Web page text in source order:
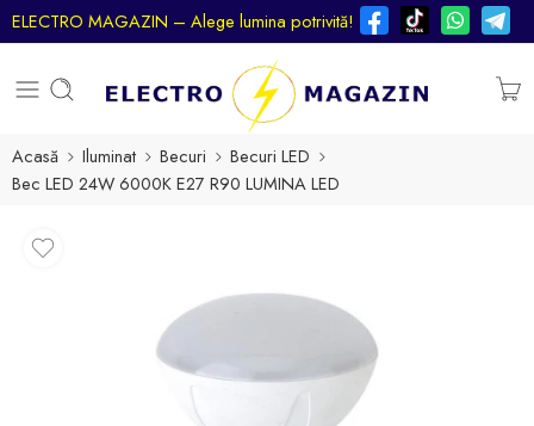
ELECTRO MAGAZIN – Alege lumina potrivită!
Acasă Iluminat Becuri
Becuri LED
Bec LED 24W 6000К E27 R90 LUMINA LED